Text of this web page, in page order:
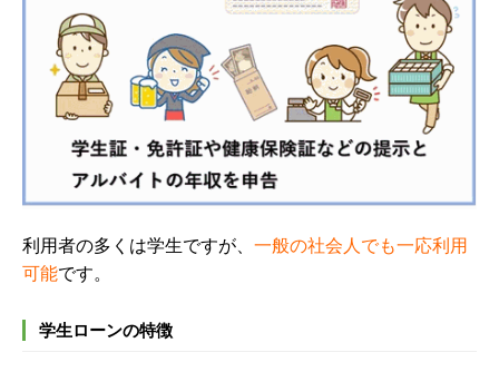
利用者の多くは学生ですが、 一般の社会人でも一応利用
可能です。
学生ローンの特徴